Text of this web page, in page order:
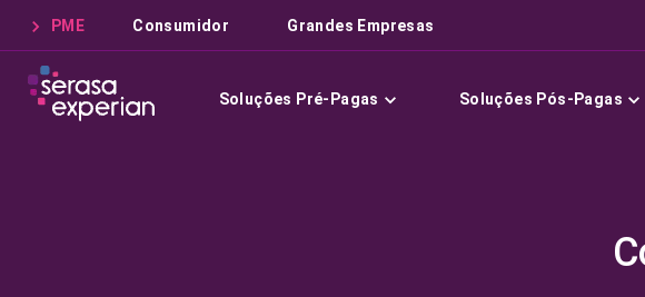
PME Consumidor Grandes Empresas
Soluções Pré-Pagas Soluções Pós-Pagas